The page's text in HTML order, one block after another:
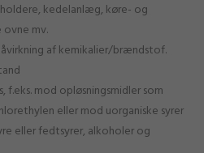
kedelanlæg, køre- og
mv.
af kemikalier/brændstof.
f.eks. mod opløsningsmidler som
eller mod uorganiske syrer
eller fedtsyrer, alkoholer og